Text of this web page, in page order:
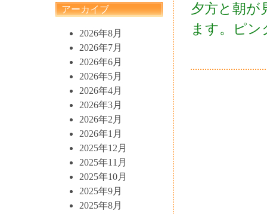
アーカイブ
2026年8月
2026年7月
2026年6月
2026年5月
2026年4月
2026年3月
2026年2月
2026年1月
2025年12月
2025年11月
2025年10月
2025年9月
2025年8月
夕方と朝が
ます。ピ